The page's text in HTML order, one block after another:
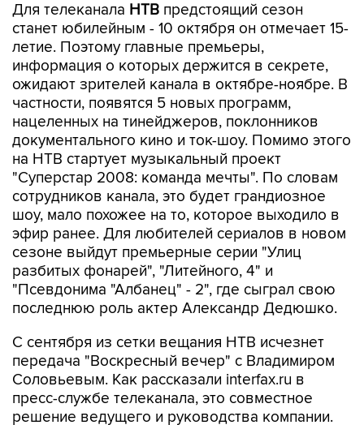
Для телеканала НТВ предстоящий сезон
станет юбилейным - 10 октября он отмечает 15-
летие. Поэтому главные премьеры,
информация о которых держится в секрете,
ожидают зрителей канала в октябре-ноябре. В
частности, появятся 5 новых программ,
нацеленных на тинейджеров, поклонников
документального кино и ток-шоу. Помимо этого
на НТВ стартует музыкальный проект
"Суперстар 2008: команда мечты". По словам
сотрудников канала, это будет грандиозное
шоу, мало похожее на то, которое выходило в
эфир ранее. Для любителей сериалов в новом
сезоне выйдут премьерные серии "Улиц
разбитых фонарей", "Литейного, 4" и
"Псевдонима "Албанец" - 2", где сыграл свою
последнюю роль актер Александр Дедюшко.
С сентября из сетки вещания НТВ исчезнет
передача "Воскресный вечер" с Владимиром
Соловьевым. Как рассказали interfax.ru в
пресс-службе телеканала, это совместное
решение ведущего и руководства компании.